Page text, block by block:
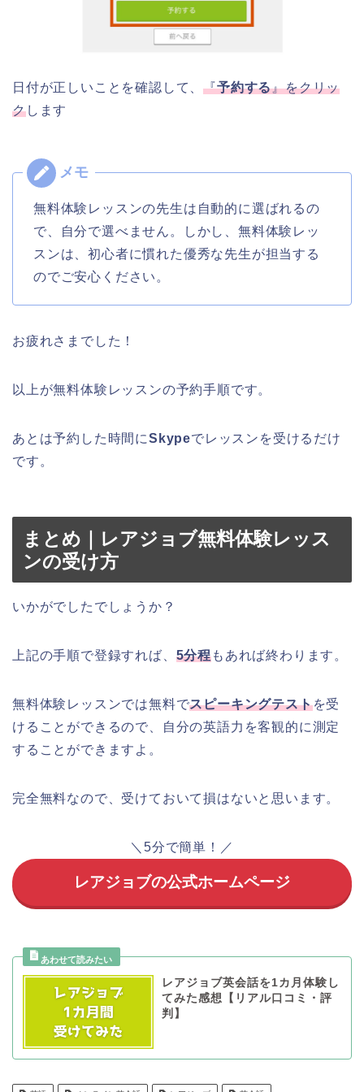
日付が正しいことを確認して、『予約する』をクリッ
クします
無料体験レッスンの先生は自動的に選ばれるの
で、自分で選べません。しかし、無料体験レッ
スンは、初心者に慣れた優秀な先生が担当する
のでご安心ください。
お疲れさまでした！
以上が無料体験レッスンの予約手順です。
あとは予約した時間にSkypeでレッスンを受けるだけ
です。
まとめ｜レアジョブ無料体験レッス
ンの受け方
いかがでしたでしょうか？
上記の手順で登録すれば、 5分程もあれば終わります。
無料体験レッスンでは無料でスピーキングテストを受
けることができるので、自分の英語力を客観的に測定
することができますよ。
完全無料なので、受けておいて損はないと思います。
＼5分で簡単！／
レアジョブの公式ホームページ
レアジョブ英会話を1カ月体験し
てみた感想【リアル口コミ・評
判】